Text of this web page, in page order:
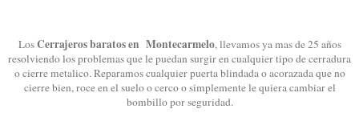
LosCerrajeros baratos en Montecarmelo, llevamos ya mas de 25 años
resolviendo los problemas que le puedan surgir en cualquier tipo de cerradura
o cierre metalico. Reparamos cualquier puerta blindada o acorazada que no
cierre bien, roce en el suelo o cerco o simplemente le quiera cambiar el
bombillo por seguridad.